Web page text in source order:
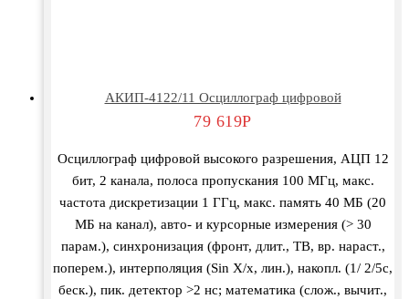
АКИП-4122/11 Осциллограф цифровой
79 619Р
Осциллограф цифровой высокого разрешения, АЦП 12
бит, 2 канала, полоса пропускания 100 МГц, макс.
частота дискретизации 1 ГГц, макс. память 40 МБ (20
МБ на канал), авто- и курсорные измерения (> 30
парам.), синхронизация (фронт, длит., ТВ, вр. нараст.,
поперем.), интерполяция (Sin X/х, лин.), накопл. (1/ 2/5с,
беск.), пик. детектор >2 нс; математика (слож., вычит.,